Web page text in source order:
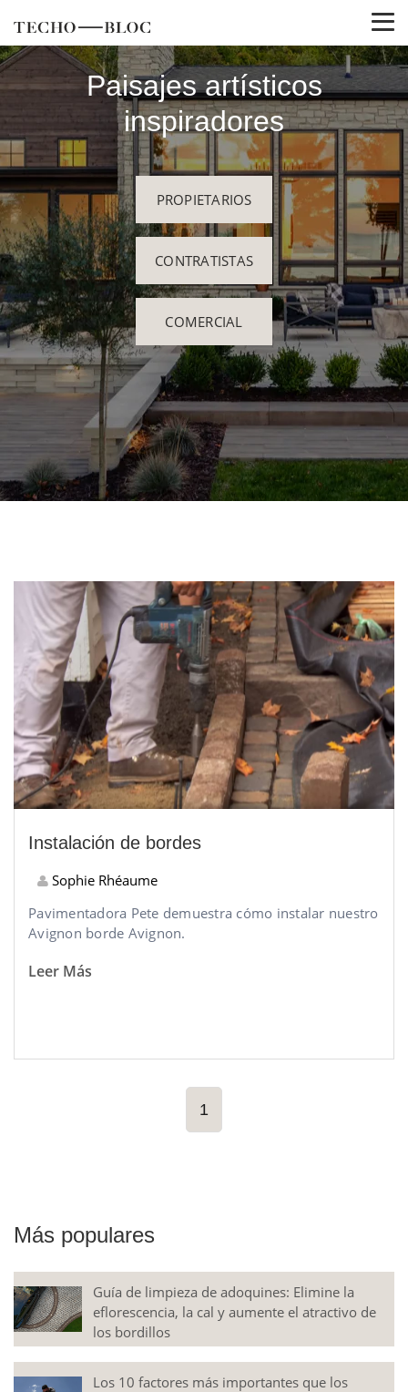
Paisajes artísticos
inspiradores
PROPIETARIOS
CONTRATISTAS
COMERCIAL
Instalación de bordes
Sophie Rhéaume
Pavimentadora Pete demuestra cómo instalar nuestro
Avignon borde Avignon.
Leer Más
1
Más populares
Guía de limpieza de adoquines: Elimine la
eflorescencia, la cal y aumente el atractivo de
los bordillos
Los 10 factores más importantes que los